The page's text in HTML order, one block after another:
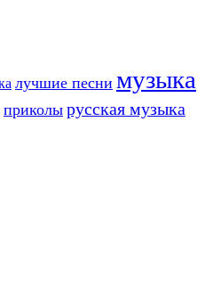
лучшие песни музыка
приколы русская музыка